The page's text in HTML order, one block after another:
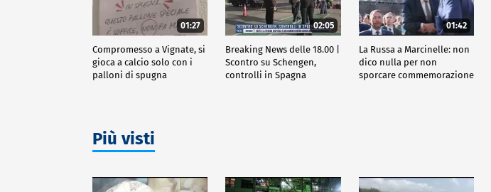
01:27
Compromesso a Vignate, si
gioca a calcio solo con i
palloni di spugna
02:05
Breaking News delle 18.00 |
Scontro su Schengen,
controlli in Spagna
01:42
La Russa a Marcinelle: non
dico nulla per non
sporcare commemorazione
Più visti